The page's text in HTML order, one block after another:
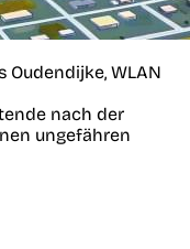
WLAN
nach der
ungefähren